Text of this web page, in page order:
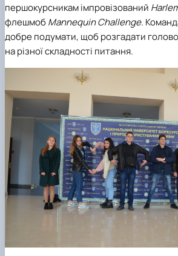
першокурсникам імпровізований
флешмобMannequinChallenge.
добре подумати, щоб розгадати
на різної складності питання.